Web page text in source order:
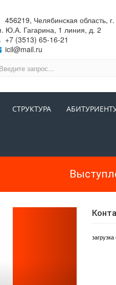
456219, Челябинская область,
Ю.А. Гагарина, 1 линия, д. 2
+7 (3513) 65-16-21
icil@mail.ru
СТРУКТУРА